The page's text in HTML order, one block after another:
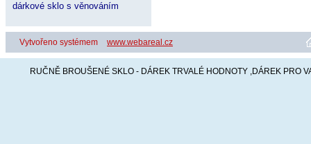
dárkové sklo s věnováním
Vytvořeno systémem www.webareal.cz
RUČNĚ BROUŠENÉ SKLO - DÁREK TRVALÉ HODNOTY ,DÁREK PRO